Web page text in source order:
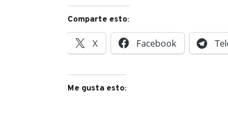
Comparte esto:
X Facebook
Me gusta esto: